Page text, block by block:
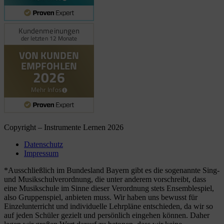
Copyright – Instrumente Lernen 2026
Datenschutz
Impressum
*Ausschließlich im Bundesland Bayern gibt es die sogenannte Sing-
und Musikschulverordnung, die unter anderem vorschreibt, dass
eine Musikschule im Sinne dieser Verordnung stets Ensemblespiel,
also Gruppenspiel, anbieten muss. Wir haben uns bewusst für
Einzelunterricht und individuelle Lehrpläne entschieden, da wir so
auf jeden Schüler gezielt und persönlich eingehen können. Daher